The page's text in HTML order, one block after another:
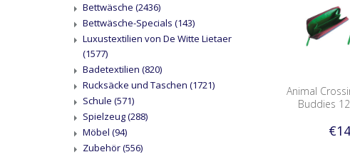
Bettwäsche (2436)
Bettwäsche-Specials (143)
Luxustextilien von De Witte Lietaer
(1577)
Badetextilien (820)
Rucksäcke und Taschen (1721)
Schule (571)
Spielzeug(288)
Möbel (94)
Zubehör(556)
Animal
Buddies